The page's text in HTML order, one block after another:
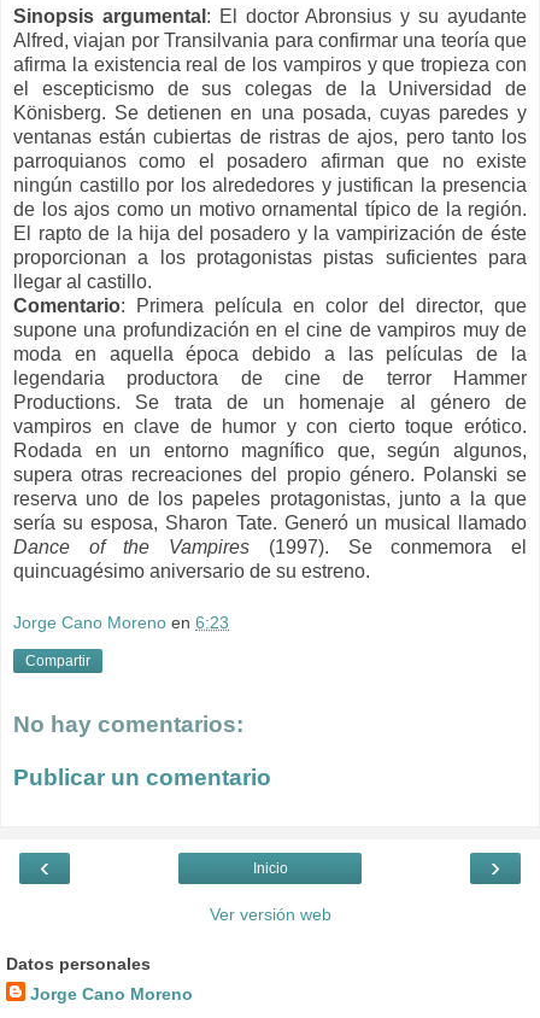
Sinopsis argumental : El doctor Abronsius y su ayudante
Alfred, viajan por Transilvania para confirmar una teoría que
afirma la existencia real de los vampiros y que tropieza con
el escepticismo de sus colegas de la Universidad de
Könisberg. Se detienen en una posada, cuyas paredes y
ventanas están cubiertas de ristras de ajos, pero tanto los
parroquianos como el posadero afirman que no existe
ningún castillo por los alrededores y justifican la presencia
de los ajos como un motivo ornamental típico de la región.
El rapto de la hija del posadero y la vampirización de éste
proporcionan a los protagonistas pistas suficientes para
llegar al castillo.
Comentario:
Primera película en color del director, que
supone una profundización en el cine de vampiros muy de
moda en aquella época debido a las películas de la
legendaria productora de cine de terror Hammer
Productions. Se trata de un homenaje al género de
vampiros en clave de humor y con cierto toque erótico.
Rodada en un entorno magnífico que, según algunos,
supera otras recreaciones del propio género. Polanski se
reserva uno de los papeles protagonistas, junto a la que
sería su esposa, Sharon Tate. Generó un musical llamado
Dance of the Vampires (1997). Se conmemora el
quincuagésimo aniversario de su estreno.
Jorge Cano Moreno en 6:23
Compartir
No hay comentarios:
Publicar un comentario
‹ ›
Inicio
Ver versión web
Datos personales
Jorge Cano Moreno